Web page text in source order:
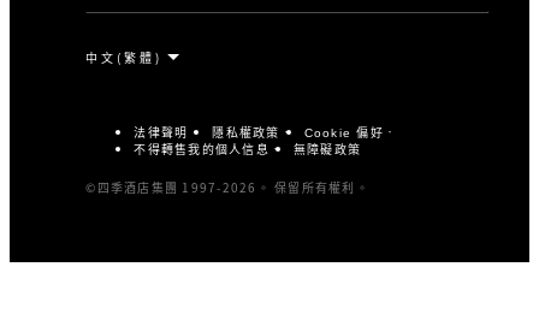
法律聲明 隱私權政策 Cookie 偏好
不得轉售我的個人信息 無障礙政策
©四季酒店集團 1997-2026。 保留所有權利。